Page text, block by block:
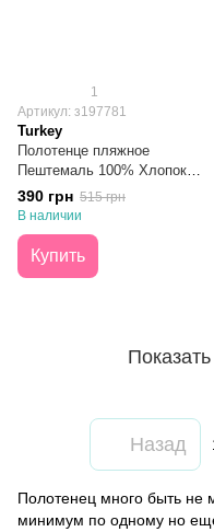
1
Артикул: з197781
Turkey
Полотенце пляжное
Пештемаль 100% Хлопок
Nomad Bordo Turkey 100х180
390 грн 515 грн
В наличии
Купить
Назад
Полотенец много быть не
минимум по одному но